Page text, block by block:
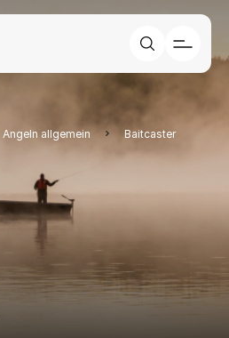
Angeln allgemein Baitcaster